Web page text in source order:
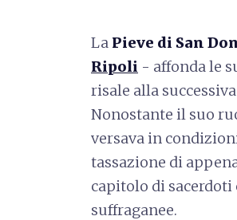
La Pieve di San
Ripoli - affonda le
risale alla
Nonostante il suo
versava in
tassazione di
capitolo di
suffraganee.